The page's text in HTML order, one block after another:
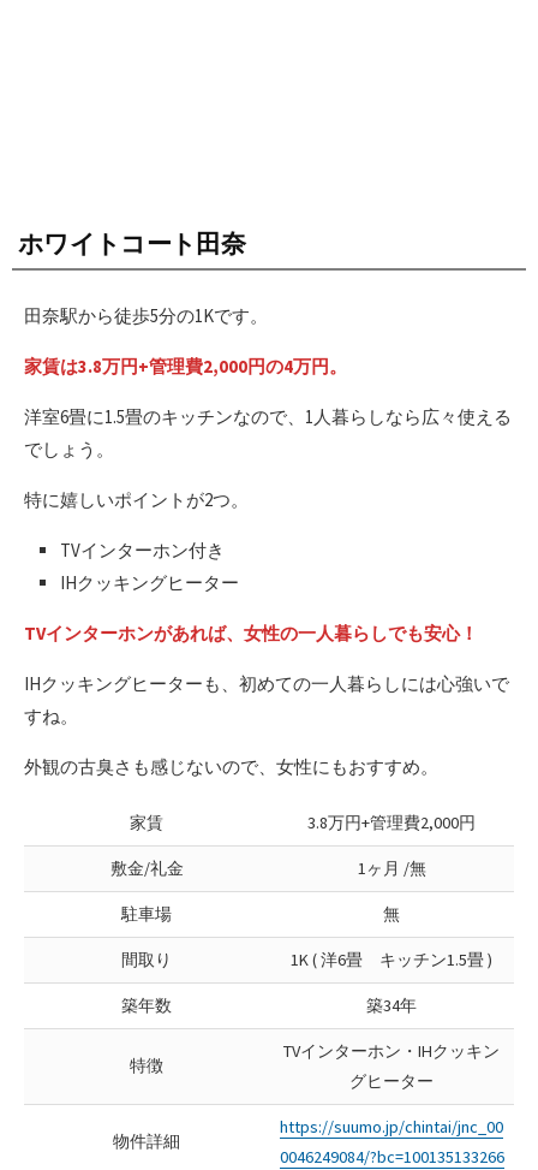
ホワイトコート田奈
田奈駅から徒歩5分の1Kです。
家賃は3.8万円+管理費2,000円の4万円。
洋室6畳に1.5畳のキッチンなので、1人暮らしなら広々使える
でしょう。
特に嬉しいポイントが2つ。
TVインターホン付き
IHクッキングヒーター
TVインターホンがあれば、女性の一人暮らしでも安心！
IHクッキングヒーターも、初めての一人暮らしには心強いで
すね。
外観の古臭さも感じないので、女性にもおすすめ。
家賃 3.8万円+管理費2,000円
敷金/礼金 1ヶ月 /無
駐車場 無
間取り 1K ( 洋6畳 キッチン1.5畳 )
築年数 築34年
特徴
TVインターホン・IHクッキン
グヒーター
物件詳細
https://suumo.jp/chintai/jnc_00
0046249084/?bc=100135133266